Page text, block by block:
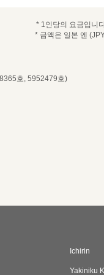
* 1인당의 요금입니
* 금액은 일본 엔
호, 5952479호)
Ichirin
Yakiniku